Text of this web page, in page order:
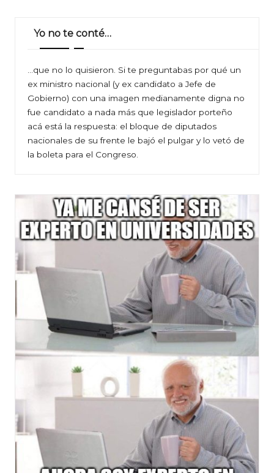
Yo no te conté…
…que no lo quisieron. Si te preguntabas por qué un
ex ministro nacional (y ex candidato a Jefe de
Gobierno) con una imagen medianamente digna no
fue candidato a nada más que legislador porteño
acá está la respuesta: el bloque de diputados
nacionales de su frente le bajó el pulgar y lo vetó de
la boleta para el Congreso.